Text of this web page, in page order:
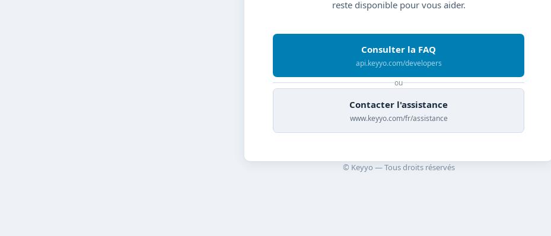
reste disponible pour vous aider.
Consulter la FAQ
api.keyyo.com/developers
ou
Contacter l'assistance
www.keyyo.com/fr/assistance
© Keyyo — Tous droits réservés